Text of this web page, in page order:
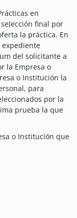
en
final por
la práctica. En
del solicitante a
la Empresa o
o Institución la
para
por la
prueba la que
o Institución que